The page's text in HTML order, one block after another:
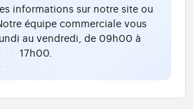
informations sur notre site ou
équipe commerciale vous
au vendredi, de 09h00 à
17h00.